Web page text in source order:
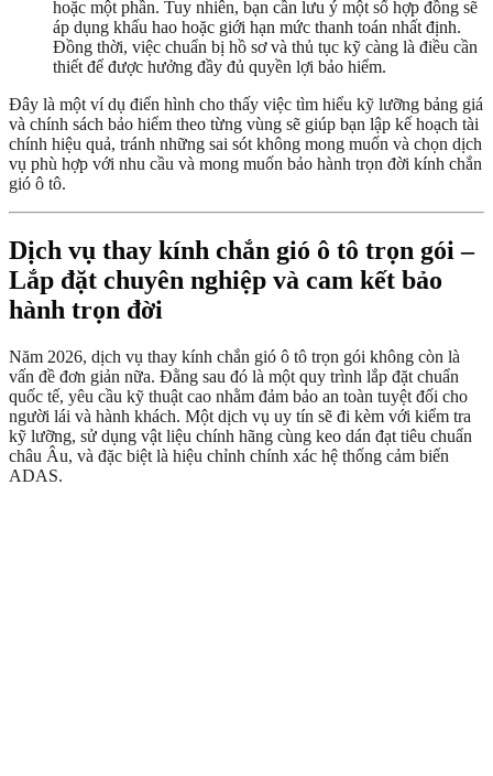
hoặc một phần. Tuy nhiên, bạn cần lưu ý một số hợp đồng sẽ
áp dụng khấu hao hoặc giới hạn mức thanh toán nhất định.
Đồng thời, việc chuẩn bị hồ sơ và thủ tục kỹ càng là điều cần
thiết để được hưởng đầy đủ quyền lợi bảo hiểm.
Đây là một ví dụ điển hình cho thấy việc tìm hiểu kỹ lưỡng bảng giá
và chính sách bảo hiểm theo từng vùng sẽ giúp bạn lập kế hoạch tài
chính hiệu quả, tránh những sai sót không mong muốn và chọn dịch
vụ phù hợp với nhu cầu và mong muốn bảo hành trọn đời kính chắn
gió ô tô.
Dịch vụ thay kính chắn gió ô tô trọn gói –
Lắp đặt chuyên nghiệp và cam kết bảo
hành trọn đời
Năm 2026, dịch vụ thay kính chắn gió ô tô trọn gói không còn là
vấn đề đơn giản nữa. Đằng sau đó là một quy trình lắp đặt chuẩn
quốc tế, yêu cầu kỹ thuật cao nhằm đảm bảo an toàn tuyệt đối cho
người lái và hành khách. Một dịch vụ uy tín sẽ đi kèm với kiểm tra
kỹ lưỡng, sử dụng vật liệu chính hãng cùng keo dán đạt tiêu chuẩn
châu Âu, và đặc biệt là hiệu chỉnh chính xác hệ thống cảm biến
ADAS.